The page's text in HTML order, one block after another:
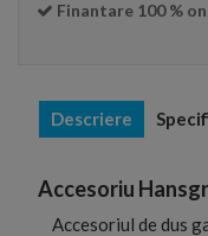
Finantare 100 %
Descriere
Accesoriu
Accesoriul de dus